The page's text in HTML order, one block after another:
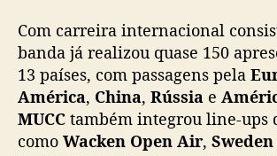
Com carreira internacional
banda já realizou quase 150
13 países, com passagens pela
América, China, Rússia e
MUCC também integrou line-ups
como Wacken Open Air,